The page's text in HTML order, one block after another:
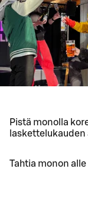
Pistä monolla
Tahtia monon